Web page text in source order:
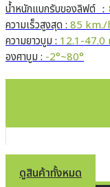
น้ำหนักแบกรับของลิฟต์ ：
ความเร็วสูงสุด :85 km./
ความยาวบูม :12.1-47.0
องศาบูม :-2°~80°
ดูสินค้าทั้งหมด